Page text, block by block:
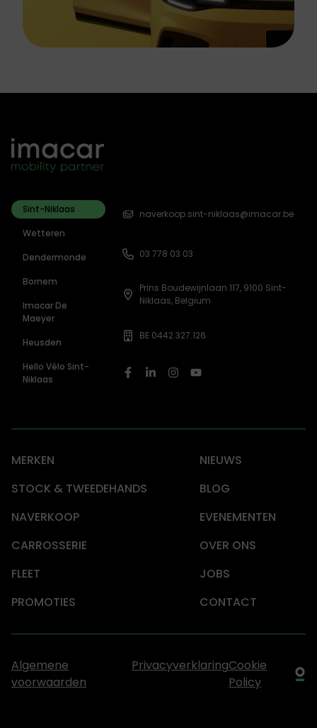
Sint-Niklaas
Wetteren
Dendermonde
Bornem
Imacar De
Maeyer
Heusden
Hello Vélo Sint-
Niklaas
naverkoop.sint-niklaas@imacar.be
03 778 03 03
Prins Boudewijnlaan 117, 9100 Sint-
Niklaas, Belgium
BE 0442.327.126
MERKEN
NIEUWS
STOCK & TWEEDEHANDS
BLOG
NAVERKOOP
EVENEMENTEN
CARROSSERIE
OVER ONS
FLEET
JOBS
PROMOTIES
CONTACT
Algemene
voorwaarden
PrivacyverklaringCookie
Policy